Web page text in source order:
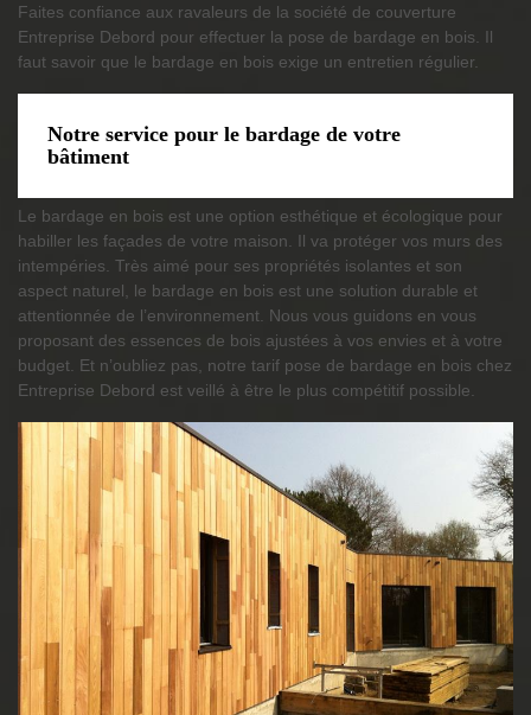
Faites confiance aux ravaleurs de la société de couverture
Entreprise Debord pour effectuer la pose de bardage en bois. Il
faut savoir que le bardage en bois exige un entretien régulier.
Notre service pour le bardage de votre
bâtiment
Le bardage en bois est une option esthétique et écologique pour
habiller les façades de votre maison. Il va protéger vos murs des
intempéries. Très aimé pour ses propriétés isolantes et son
aspect naturel, le bardage en bois est une solution durable et
attentionnée de l’environnement. Nous vous guidons en vous
proposant des essences de bois ajustées à vos envies et à votre
budget. Et n’oubliez pas, notre tarif pose de bardage en bois chez
Entreprise Debord est veillé à être le plus compétitif possible.